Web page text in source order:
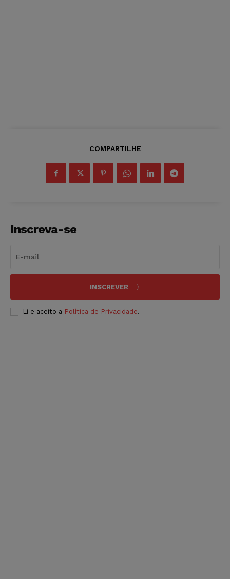
COMPARTILHE
Inscreva-se
INSCREVER
Li e aceito a Política de Privacidade.